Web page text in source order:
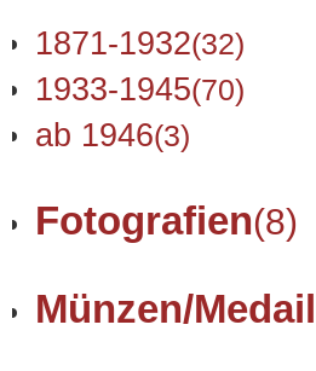
1871-1932(32)
1933-1945(70)
ab 1946(3)
Fotografien(8)
Münzen/